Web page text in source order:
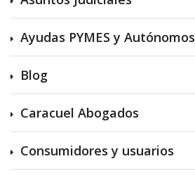
Ayudas PYMES y Autónomos
Blog
Caracuel Abogados
Consumidores y usuarios